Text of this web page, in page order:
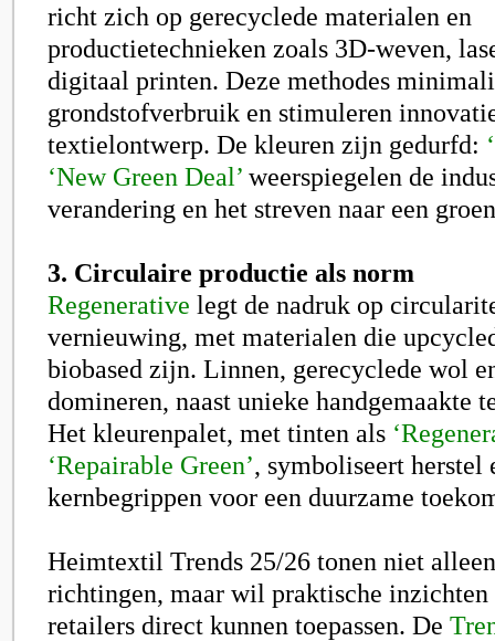
richt zich op gerecyclede materialen en
productietechnieken zoals 3D-weven,
digitaal printen. Deze methodes
grondstofverbruik en stimuleren
textielontwerp. De kleuren zijn gedurfd:
‘New Green Deal’ weerspiegelen de
verandering en het streven naar een
3. Circulaire productie als norm
Regenerative legt de nadruk op
vernieuwing, met materialen die
biobased zijn. Linnen, gerecyclede wol
domineren, naast unieke handgemaakte
Het kleurenpalet, met tinten als
‘Repairable Green’, symboliseert herstel
kernbegrippen voor een duurzame
Heimtextil Trends 25/26 tonen niet
richtingen, maar wil praktische inzichten
retailers direct kunnen toepassen. De